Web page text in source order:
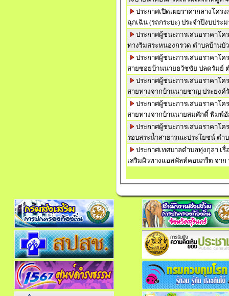
ประกาศเปิดเผยราคากลางโค
ฉุกเฉิน (รถกระบะ) ประจำปีงบประ
ประกาศผู้ชนะการเสนอราคาโ
ทางริมสระหนองกรวด ตำบลบ้านบั
ประกาศผู้ชนะการเสนอราคาโ
สายซอยบ้านนายธวัชชัย ปลดรัมย์
ประกาศผู้ชนะการเสนอราคาโ
สายทางจากบ้านนายชาญ ประยงค์
ประกาศผู้ชนะการเสนอราคาโ
สายทางจากบ้านนายสมศักดิ์ พิมพ์
ประกาศผู้ชนะการเสนอราคาโ
รอบสระน้ำสาธารณะประโยชน์ ตำ
ประกาศเทศบาลตำบลทุ่งกุลา เ
เสริมผิวทางแอสฟัลท์คอนกรีต จาก